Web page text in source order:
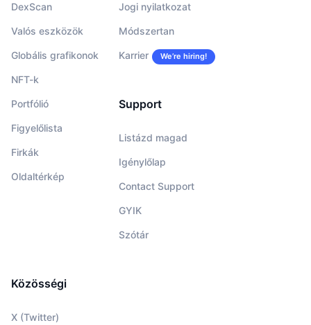
DexScan
Valós eszközök
Globális grafikonok
NFT-k
Portfólió
Figyelőlista
Firkák
Oldaltérkép
Jogi nyilatkozat
Módszertan
Karrier We’re hiring!
Support
Listázd magad
Igénylőlap
Contact Support
GYIK
Szótár
Közösségi
X (Twitter)